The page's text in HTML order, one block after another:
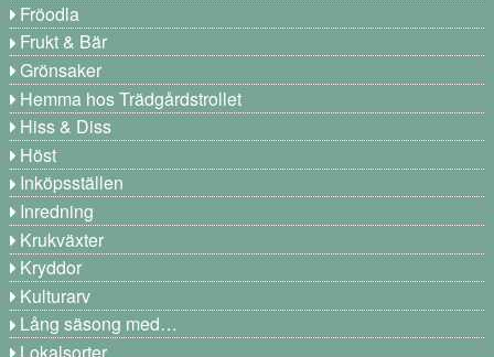
Fröodla
Frukt & Bär
Grönsaker
Hemma hos Trädgårdstrollet
Hiss & Diss
Höst
Inköpsställen
Inredning
Krukväxter
Kryddor
Kulturarv
Lång säsong med…